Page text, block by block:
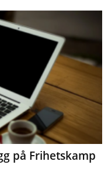
på Frihetskamp